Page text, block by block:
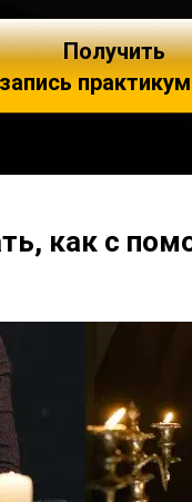
Получить
запись
как с